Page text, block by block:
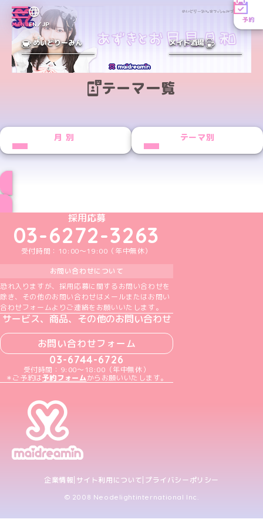
MENUEN／JP
予約
めいどりーみん メイド酒場
テーマ一覧
月別 テーマ別
めいどりーみんTikTok公式アカウント
めいどりーみんX公式アカウント
採用応募
03-6272-3263
受付時間：10:00～19:00（年中無休）
お問い合わせについて
恐れ入りますが、採用応募に関するお問い合わせを
除き、その他のお問い合わせはメールまたはお問い
合わせフォームよりご連絡をお願いいたします。
サービス、商品、その他のお問い合わせ
お問い合わせフォーム
03-6744-6726
受付時間：9:00～18:00（年中無休）
＊ご予約は予約フォームからお願いいたします。
企業情報 サイト利用について プライバシーポリシー
© 2008 Neodelightinternational Inc.